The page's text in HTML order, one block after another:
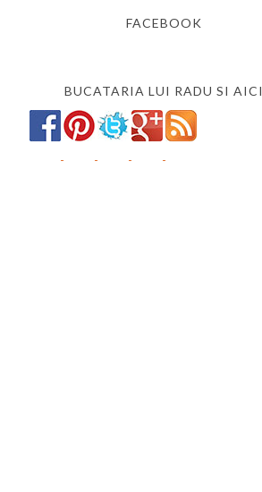
FACEBOOK
BUCATARIA LUI RADU SI AICI